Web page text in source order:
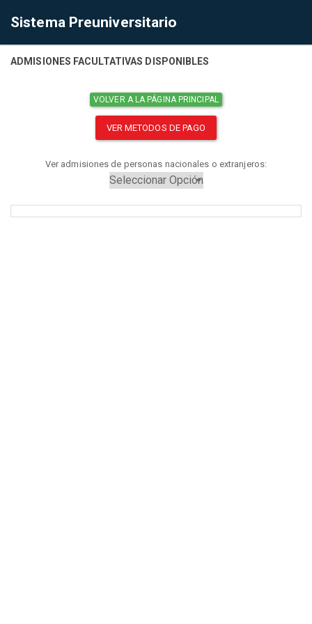
Sistema Preuniversitario
ADMISIONES FACULTATIVAS DISPONIBLES
VOLVER A LA PÁGINA PRINCIPAL
VER METODOS DE PAGO
Ver admisiones de personas nacionales o extranjeros: